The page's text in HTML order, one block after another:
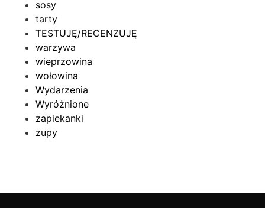
sosy
tarty
TESTUJĘ/RECENZUJĘ
warzywa
wieprzowina
wołowina
Wydarzenia
Wyróżnione
zapiekanki
zupy